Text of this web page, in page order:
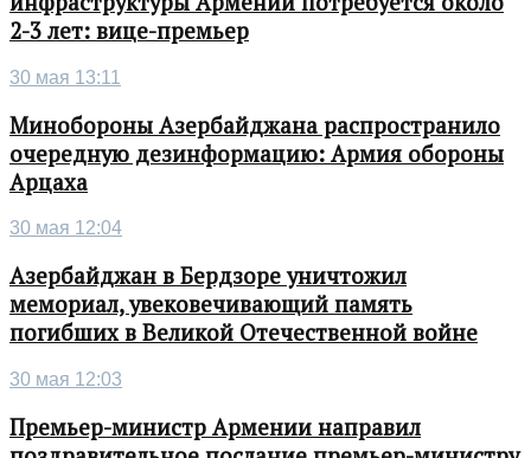
2-3 лет: вице-премьер
30 мая 13:11
Минобороны Азербайджана распространило
очередную дезинформацию: Армия обороны
Арцаха
30 мая 12:04
Азербайджан в Бердзоре уничтожил
мемориал, увековечивающий память
погибших в Великой Отечественной войне
30 мая 12:03
Премьер-министр Армении направил